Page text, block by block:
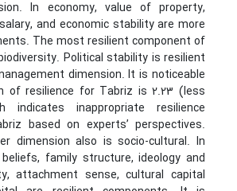
In economy, value of property,
and economic stability are more
The most resilient component of
Political stability is resilient
dimension. It is noticeable
of resilience for Tabriz is 2.23 (less
inappropriate resilience
based on experts’ perspectives.
dimension also is socio-cultural. In
family structure, ideology and
attachment sense, cultural capital